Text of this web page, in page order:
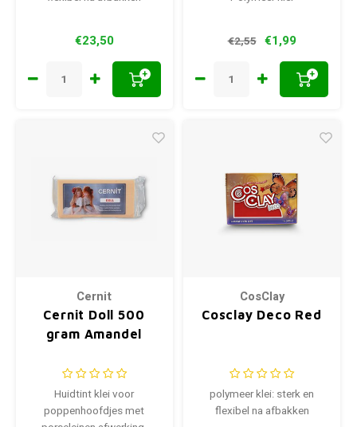
€23,50
+
€2,55 €1,99
+
Cernit
Cernit Doll 500
gram Amandel
Huidtint klei voor
poppenhoofdjes met
CosClay
Cosclay Deco Red
polymeer klei: sterk en
flexibel na afbakken